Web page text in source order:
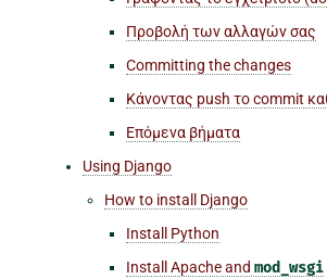
Προβολή των αλλαγών σας
Committing the changes
Κάνοντας push το commit
Επόμενα βήματα
Using Django
How to install Django
Install Python
Install Apache and mod_wsgi